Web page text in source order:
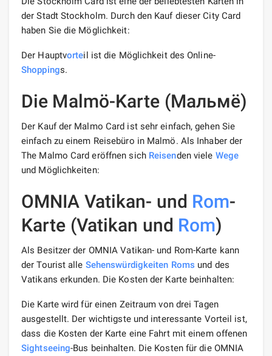
der Stadt Stockholm. Durch den Kauf dieser City Card
haben Sie die Möglichkeit:
Der Hauptvorteil ist die Möglichkeit des Online-
Shoppings.
Die Malmö-Karte (Мальмё)
Der Kauf der Malmo Card ist sehr einfach, gehen Sie
einfach zu einem Reisebüro in Malmö. Als Inhaber der
The Malmo Card eröffnen sich Reisenden viele Wege
und Möglichkeiten:
OMNIA Vatikan- und Rom-
Karte (Vatikan und Rom)
Als Besitzer der OMNIA Vatikan- und Rom-Karte kann
der Tourist alle Sehenswürdigkeiten Roms und des
Vatikans erkunden. Die Kosten der Karte beinhalten:
Die Karte wird für einen Zeitraum von drei Tagen
ausgestellt. Der wichtigste und interessante Vorteil ist,
dass die Kosten der Karte eine Fahrt mit einem offenen
Sightseeing-Bus beinhalten. Die Kosten für die OMNIA